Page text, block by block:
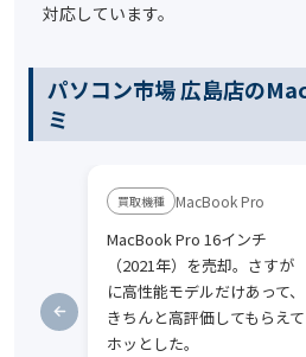
対応しています。
パソコン市場 広島店の
ミ
MacBook Pro
MacBook Pro 16インチ
（2021年）を売却。さすが
に高性能モデルだけあって、
きちんと高評価してもらえて
ホッとした。